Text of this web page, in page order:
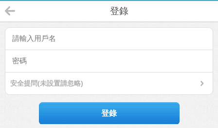
登錄
安全提問(未設置請忽略)
登錄